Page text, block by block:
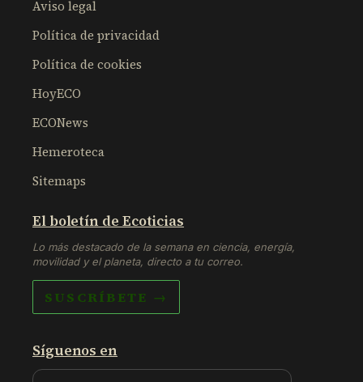
Aviso legal
Política de privacidad
Política de cookies
HoyECO
ECONews
Hemeroteca
Sitemaps
El boletín de Ecoticias
Lo más destacado de la semana en ciencia, energía,
movilidad y el planeta, directo a tu correo.
SUSCRÍBETE →
Síguenos en